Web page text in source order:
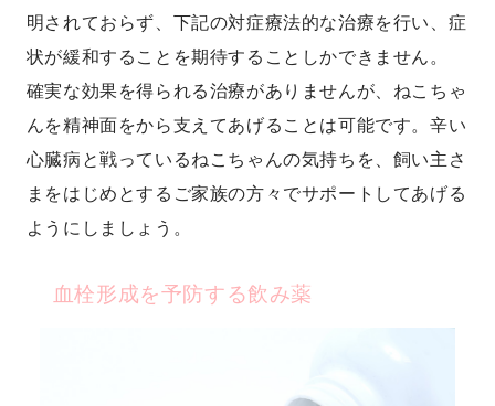
明されておらず、下記の対症療法的な治療を行い、症
状が緩和することを期待することしかできません。
確実な効果を得られる治療がありませんが、ねこちゃ
んを精神面をから支えてあげることは可能です。辛い
心臓病と戦っているねこちゃんの気持ちを、飼い主さ
まをはじめとするご家族の方々でサポートしてあげる
ようにしましょう。
血栓形成を予防する飲み薬